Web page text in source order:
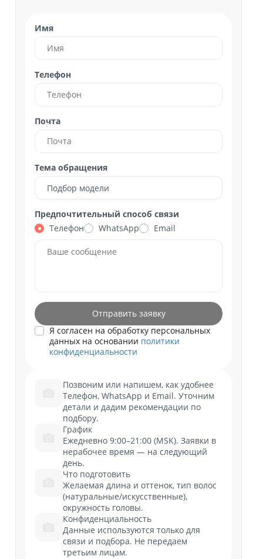
Имя
Телефон
Почта
Тема обращения
Подбор модели
Предпочтительный способ связи
Телефон
WhatsApp Email
Отправить заявку
Я согласен на обработку персональных
данных на основании политики
конфиденциальности
Позвоним или напишем, как удобнее
Телефон, WhatsApp и Email. Уточним
детали и дадим рекомендации по
подбору.
График
Ежедневно 9:00–21:00 (MSK). Заявки в
нерабочее время — на следующий
день.
Что подготовить
Желаемая длина и оттенок, тип волос
(натуральные/искусственные),
окружность головы.
Конфиденциальность
Данные используются только для
связи и подбора. Не передаем
третьим лицам.